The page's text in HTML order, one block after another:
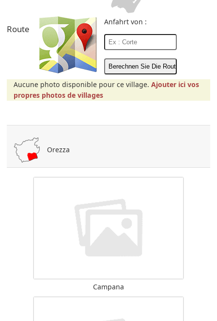
Route
Anfahrt von :
Aucune photo disponible pour ce village.Ajouter ici vos
propres photos de villages
Orezza
Campana